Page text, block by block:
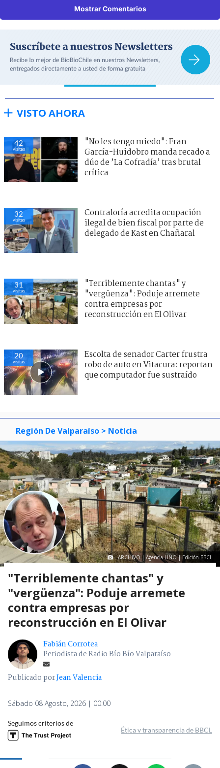
Mostrar Comentarios
VISTO AHORA
42
visitas
"No les tengo miedo": Fran
García-Huidobro manda recado a
dúo de ’La Cofradía’ tras brutal
crítica
32
visitas
Contraloría acredita ocupación
ilegal de bien fiscal por parte de
delegado de Kast en Chañaral
31
visitas
"Terriblemente chantas" y
"vergüenza": Poduje arremete
contra empresas por
reconstrucción en El Olivar
20
visitas
Escolta de senador Carter frustra
robo de auto en Vitacura: reportan
que computador fue sustraído
Región De Valparaíso > Noticia
ARCHIVO | Agencia UNO | Edición BBCL
"Terriblemente chantas" y
"vergüenza": Poduje arremete
contra empresas por
reconstrucción en El Olivar
Fabián Corrotea
Periodista de Radio Bío Bío Valparaíso
Publicado porJean Valencia
Sábado 08 Agosto, 2026 | 00:00
Seguimos criterios de
Ética y transparencia de BBCL